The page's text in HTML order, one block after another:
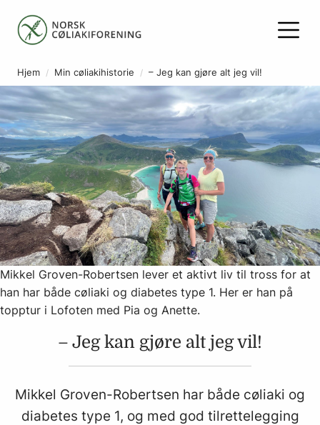
Hjem Min cøliakihistorie – Jeg kan gjøre alt jeg vil!
Mikkel Groven-Robertsen lever et aktivt liv til tross for at
han har både cøliaki og diabetes type 1. Her er han på
topptur i Lofoten med Pia og Anette.
– Jeg kan gjøre alt jeg vil!
Mikkel Groven-Robertsen har både cøliaki og
diabetes type 1, og med god tilrettelegging